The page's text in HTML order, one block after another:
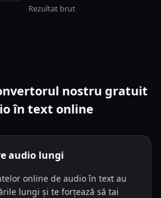
Rezultat brut
nostru gratuit
în text online
audio lungi
online de audio în text au
lungi și te forțează să tai